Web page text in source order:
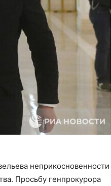
неприкосновенности
Просьбу генпрокурора